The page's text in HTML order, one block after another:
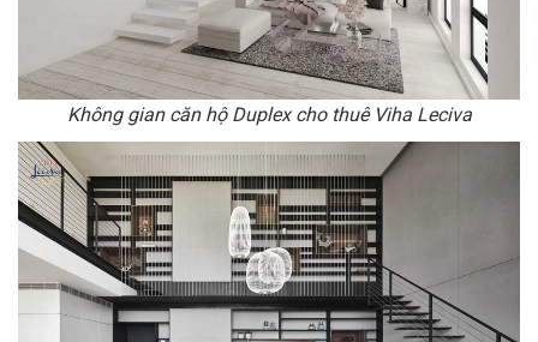
Không gian căn hộ Duplex cho thuê Viha Leciva